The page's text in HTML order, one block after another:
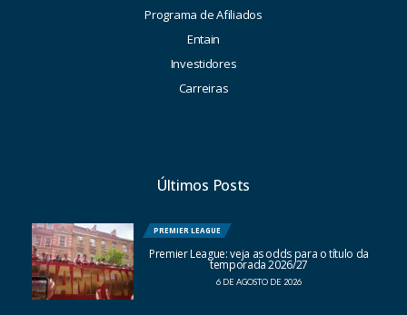
Programa de Afiliados
Entain
Investidores
Carreiras
Últimos Posts
PREMIER LEAGUE
Premier League: veja as odds para o título da
temporada 2026/27
6 DE AGOSTO DE 2026